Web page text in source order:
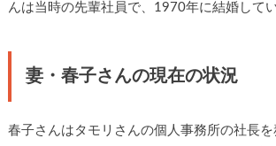
んは当時の先輩社員で、1970年に結婚してい
妻・春子さんの現在の状況
春子さんはタモリさんの個人事務所の社長